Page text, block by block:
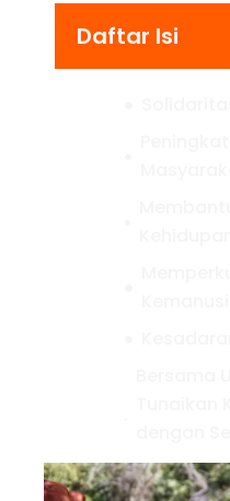
Daftar Isi
Benua